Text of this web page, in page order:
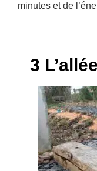
minutes et de
3